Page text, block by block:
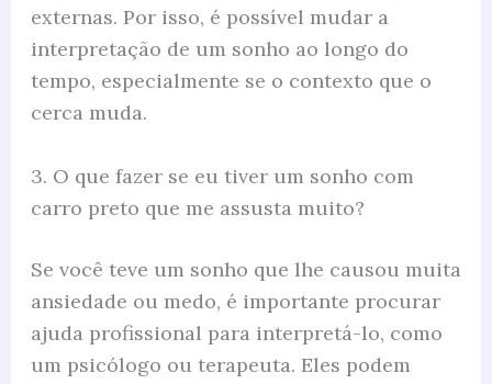
externas. Por isso, é possível mudar a
interpretação de um sonho ao longo do
tempo, especialmente se o contexto que o
cerca muda.
3. O que fazer se eu tiver um sonho com
carro preto que me assusta muito?
Se você teve um sonho que lhe causou muita
ansiedade ou medo, é importante procurar
ajuda profissional para interpretá-lo, como
um psicólogo ou terapeuta. Eles podem